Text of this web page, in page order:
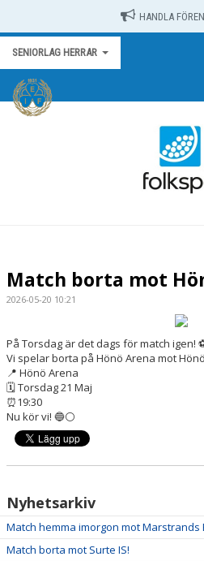
HANDLA
SENIORLAG HERRAR
HEM
BILDGALLERI
KONTAKT
Match borta mot
2026-05-20 10:21
På Torsdag är det dags för match igen!
Vi spelar borta på Hönö Arena mot
📍 Hönö Arena
🗓 Torsdag 21 Maj
⏰19:30
Nu kör vi! 🔵⚪️
Nyhetsarkiv
Match hemma imorgon mot Marstrands
Match borta mot Surte IS!